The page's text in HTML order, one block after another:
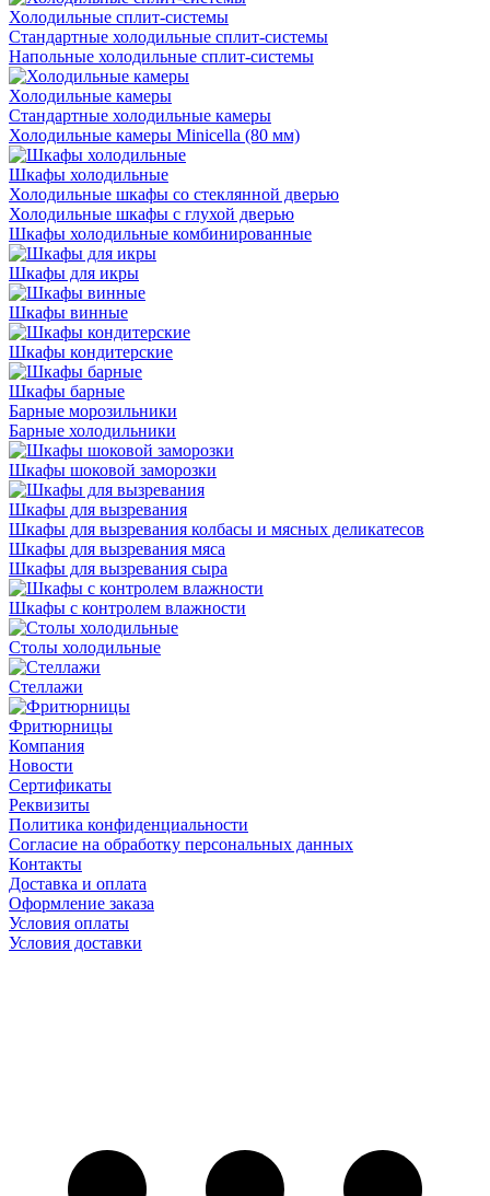
Холодильные сплит-системы
Стандартные холодильные сплит-системы
Напольные холодильные сплит-системы
Холодильные камеры
Стандартные холодильные камеры
Холодильные камеры Minicella (80 мм)
Шкафы холодильные
Холодильные шкафы со стеклянной дверью
Холодильные шкафы с глухой дверью
Шкафы холодильные комбинированные
Шкафы для икры
Шкафы винные
Шкафы кондитерские
Шкафы барные
Барные морозильники
Барные холодильники
Шкафы шоковой заморозки
Шкафы для вызревания
Шкафы для вызревания колбасы и мясных деликатесов
Шкафы для вызревания мяса
Шкафы для вызревания сыра
Шкафы с контролем влажности
Столы холодильные
Стеллажи
Фритюрницы
Компания
Новости
Сертификаты
Реквизиты
Политика конфиденциальности
Согласие на обработку персональных данных
Контакты
Доставка и оплата
Оформление заказа
Условия оплаты
Условия доставки